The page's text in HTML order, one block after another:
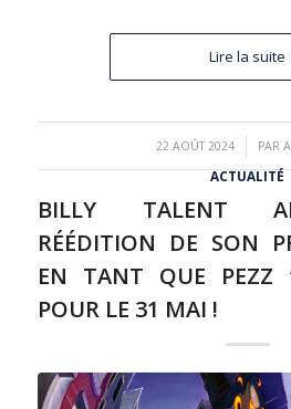
Lire la suite
22 AOÛT 2024
/ PAR
ACTUALITÉ
BILLY TALENT
RÉÉDITION DE SON
EN TANT QUE PEZZ
POUR LE 31 MAI !